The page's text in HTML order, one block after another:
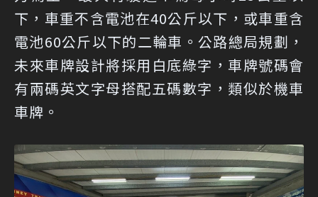
下，車重不含電池在40公斤以下，或車重含
電池60公斤以下的二輪車。公路總局規劃，
未來車牌設計將採用白底綠字，車牌號碼會
有兩碼英文字母搭配五碼數字，類似於機車
車牌。